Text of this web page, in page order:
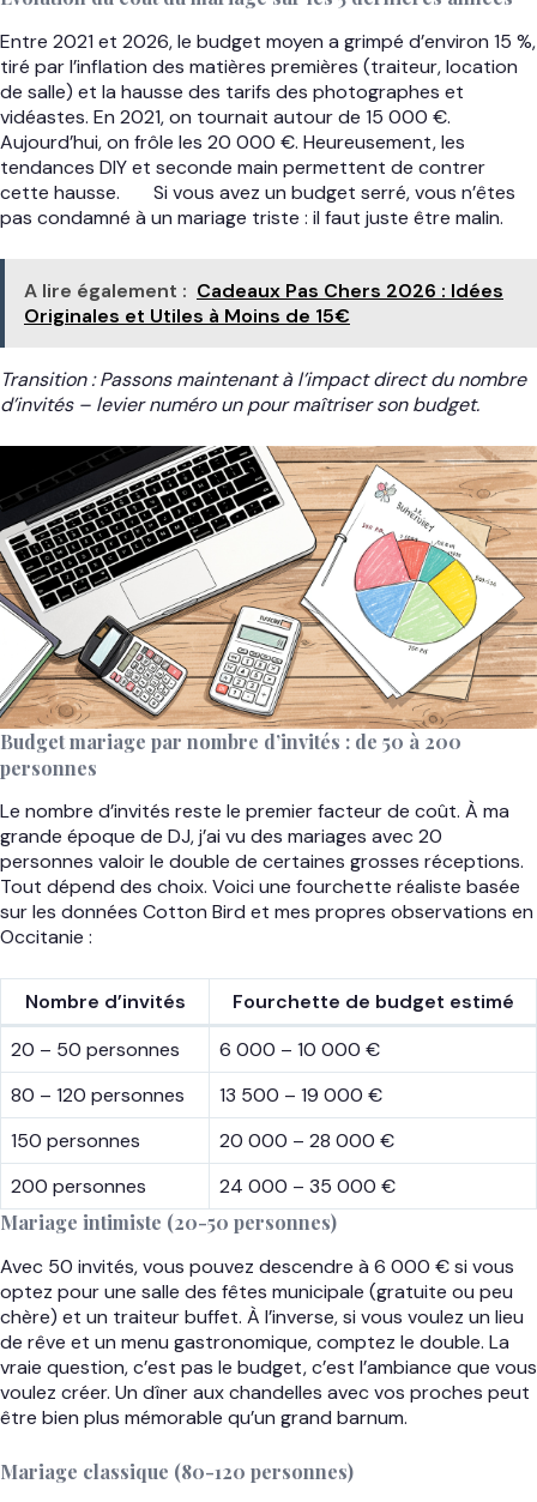
Entre 2021 et 2026, le budget moyen a grimpé d’environ 15 %,
tiré par l’inflation des matières premières (traiteur, location
de salle) et la hausse des tarifs des photographes et
vidéastes. En 2021, on tournait autour de 15 000 €.
Aujourd’hui, on frôle les 20 000 €. Heureusement, les
tendances DIY et seconde main permettent de contrer
cette hausse.
Si vous avez un budget serré, vous n’êtes
pas condamné à un mariage triste : il faut juste être malin.
A lire également : Cadeaux Pas Chers 2026 : Idées
Originales et Utiles à Moins de 15€
Transition : Passons maintenant à l’impact direct du nombre
d’invités – levier numéro un pour maîtriser son budget.
Budget mariage par nombre d’invités : de 50 à 200
personnes
Le nombre d’invités reste le premier facteur de coût. À ma
grande époque de DJ, j’ai vu des mariages avec 20
personnes valoir le double de certaines grosses réceptions.
Tout dépend des choix. Voici une fourchette réaliste basée
sur les données Cotton Bird et mes propres observations en
Occitanie :
Nombre d’invités
Fourchette de budget estimé
20 – 50 personnes
6 000 – 10 000 €
80 – 120 personnes
13 500 – 19 000 €
150 personnes
20 000 – 28 000 €
200 personnes
24 000 – 35 000 €
Mariage intimiste (20-50 personnes)
Avec 50 invités, vous pouvez descendre à 6 000 € si vous
optez pour une salle des fêtes municipale (gratuite ou peu
chère) et un traiteur buffet. À l’inverse, si vous voulez un lieu
de rêve et un menu gastronomique, comptez le double. La
vraie question, c’est pas le budget, c’est l’ambiance que vous
voulez créer. Un dîner aux chandelles avec vos proches peut
être bien plus mémorable qu’un grand barnum.
Mariage classique (80-120 personnes)